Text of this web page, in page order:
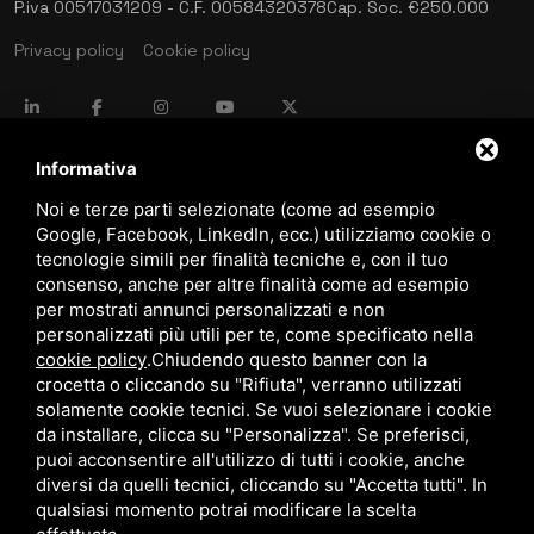
P.iva 00517031209 - C.F. 00584320378Cap. Soc. €250.000
Privacy policy
Cookie policy
language ITALIANO
download Catalogo Stima
download Politica qualità e sicurezza
Questo sito è protetto da Google reCAPTCHA v3,Privacy Policy
Terms of Service
Informativa
Noi e terze parti selezionate (come ad esempio
Google, Facebook, LinkedIn, ecc.) utilizziamo cookie o
tecnologie simili per finalità tecniche e, con il tuo
consenso, anche per altre finalità come ad esempio
per mostrati annunci personalizzati e non
personalizzati più utili per te, come specificato nella
cookie policy.Chiudendo questo banner con la
crocetta o cliccando su "Rifiuta", verranno utilizzati
solamente cookie tecnici. Se vuoi selezionare i cookie
da installare, clicca su "Personalizza". Se preferisci,
puoi acconsentire all'utilizzo di tutti i cookie, anche
diversi da quelli tecnici, cliccando su "Accetta tutti". In
qualsiasi momento potrai modificare la scelta